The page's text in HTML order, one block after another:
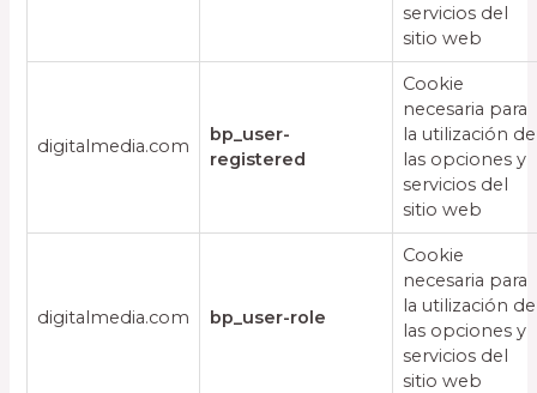
servicios del
sitio web
digitalmedia.com
bp_user-
registered
Cookie
necesaria para
la utilización de
las opciones y
servicios del
sitio web
digitalmedia.com bp_user-role
Cookie
necesaria para
la utilización de
las opciones y
servicios del
sitio web